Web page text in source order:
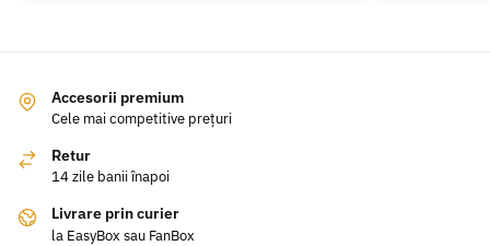
Accesorii premium
Cele mai competitive prețuri
Retur
14 zile banii înapoi
Livrare prin curier
la EasyBox sau FanBox